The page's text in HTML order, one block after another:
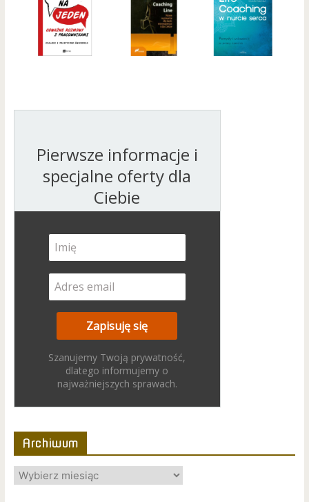
Pierwsze informacje i
specjalne oferty dla
Ciebie
Szanujemy Twoją prywatność,
dlatego informujemy o
najważniejszych sprawach.
Archiwum